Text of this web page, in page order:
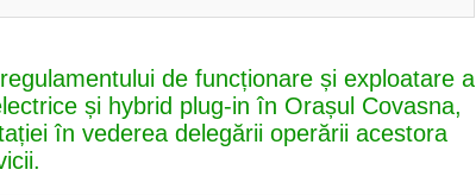
de funcționare și exploatare a
și hybrid plug-in în Orașul Covasna,
în vederea delegării operării acestora